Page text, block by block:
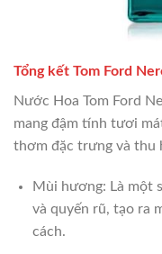
Tổng kết Tom Ford
Nước Hoa Tom Ford
mang đậm tính tươi
thơm đặc trưng và thu
Mùi hương: Là một
và quyến rũ, tạo ra
cách.